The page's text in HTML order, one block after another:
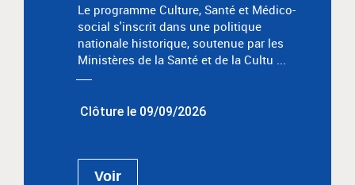
Le programme Culture, Santé et Médico-
social s'inscrit dans une politique
nationale historique, soutenue par les
Ministères de la Santé et de la Cultu ...
Clôture le 09/09/2026
Voir